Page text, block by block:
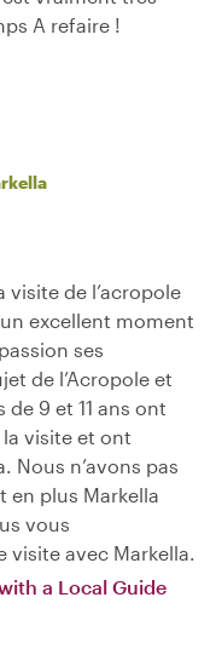
A refaire !
visite de l’acropole
excellent moment
ses
de l’Acropole et
de 9 et 11 ans ont
visite et ont
Nous n’avons pas
en plus Markella
vous
avec Markella.
a Local Guide